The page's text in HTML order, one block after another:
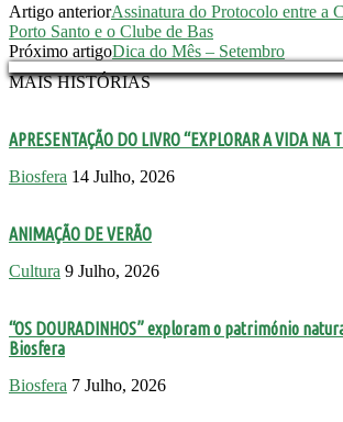
Artigo anteriorAssinatura do Protocolo entre a
Porto Santo e o Clube de Bas
Próximo artigoDica do Mês – Setembro
MAIS HISTÓRIAS
APRESENTAÇÃO DO LIVRO “EXPLORAR A VIDA NA
Biosfera 14 Julho, 2026
ANIMAÇÃO DE VERÃO
Cultura 9 Julho, 2026
“OS DOURADINHOS” exploram o património
Biosfera
Biosfera 7 Julho, 2026